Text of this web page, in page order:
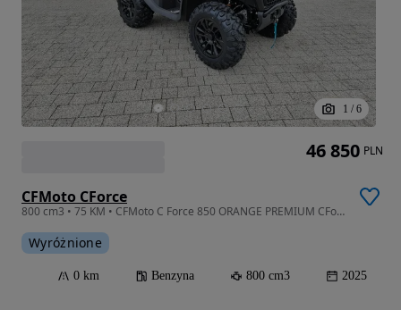
1 / 6
CFMoto CForce
800 cm3 • 75 KM • CFMoto C Force 850 ORANGE PREMIUM CForce Touring EPS CF Moto 850 FV23%
Wyróżnione
0 km Benzyna 800 cm3 2025
46 850 PLN